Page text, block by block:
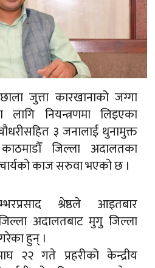
जुत्ता कारखानाको जग्गा
लागि नियन्त्रणमा लिइएका
३ जनालाई थुनामुक्त
जिल्ला अदालतका
काज सरुवा भएको छ ।
श्रेष्ठले आइतबार
अदालतबाट मुगु जिल्ला
हुन् ।
२२ गते प्रहरीको केन्द्रीय